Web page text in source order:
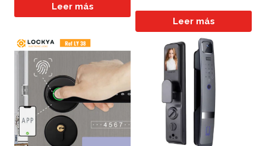
Leer más
Leer más